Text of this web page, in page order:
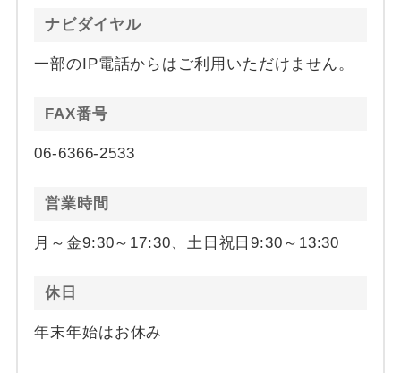
ナビダイヤル
一部のIP電話からはご利用いただけません。
FAX番号
06-6366-2533
営業時間
月～金9:30～17:30、土日祝日9:30～13:30
休日
年末年始はお休み